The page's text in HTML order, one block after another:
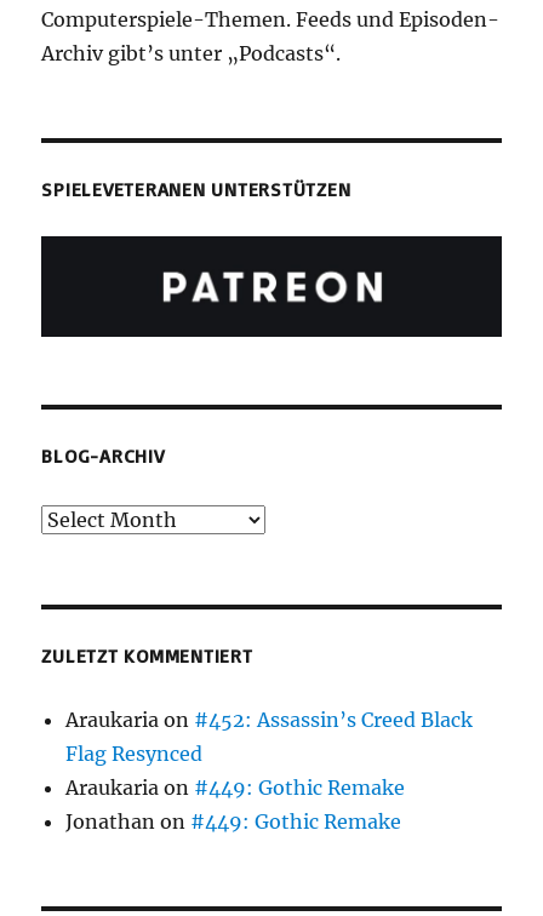
Computerspiele-Themen. Feeds und Episoden-
Archiv gibt’s unter „Podcasts“.
SPIELEVETERANEN UNTERSTÜTZEN
BLOG-ARCHIV
Blog-
ZULETZT KOMMENTIERT
Araukaria on #452: Assassin’s Creed Black
Flag Resynced
Araukaria on #449: Gothic Remake
Jonathan on #449: Gothic Remake